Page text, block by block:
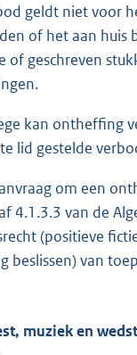
geldt niet voor
of het aan huis
of geschreven
kan ontheffing
lid gestelde
om een
4.1.3.3 van de
(positieve
beslissen) van
muziek en